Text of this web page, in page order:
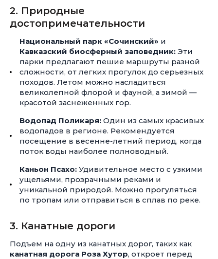
2. Природные
достопримечательности
Национальный парк «Сочинский» и
Кавказский биосферный заповедник: Эти
парки предлагают пешие маршруты разной
сложности, от легких прогулок до серьезных
походов. Летом можно насладиться
великолепной флорой и фауной, а зимой —
красотой заснеженных гор.
Водопад Поликаря: Один из самых красивых
водопадов в регионе. Рекомендуется
посещение в весенне-летний период, когда
поток воды наиболее полноводный.
Каньон Псахо: Удивительное место с узкими
ущельями, прозрачными реками и
уникальной природой. Можно прогуляться
по тропам или отправиться в сплав по реке.
3. Канатные дороги
Подъем на одну из канатных дорог, таких как
канатная дорога Роза Хутор, откроет перед